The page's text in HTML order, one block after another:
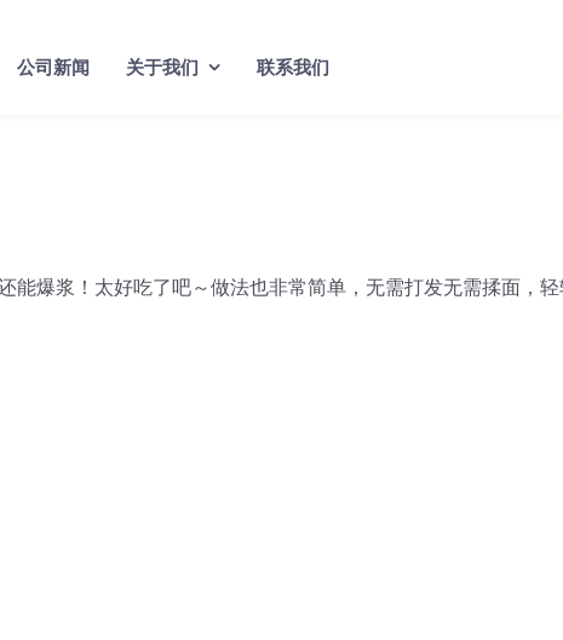
公司新闻 关于我们 联系我们
爆浆！太好吃了吧～做法也非常简单，无需打发无需揉面，轻